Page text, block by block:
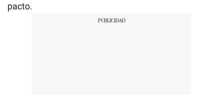
pacto.